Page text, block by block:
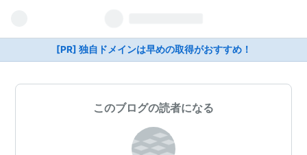
[PR] 独自ドメインは早めの取得がおすすめ！
このブログの読者になる